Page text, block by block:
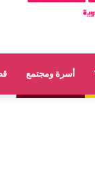
أسرة ومجتمع